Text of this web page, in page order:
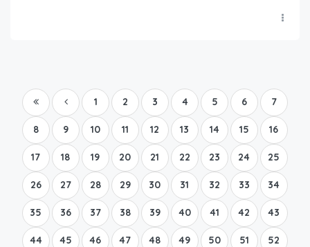
1 2 3 4 5 6 7
8 9 10 11 12 13 14 15 16
17 18 19 20 21 22 23 24 25
26 27 28 29 30 31 32 33 34
35 36 37 38 39 40 41 42 43
44 45 46 47 48 49 50 51 52